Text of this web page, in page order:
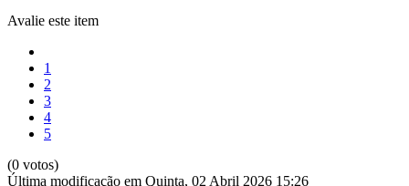
Avalie este item
1
2
3
4
5
(0 votos)
Última modificação em Quinta, 02 Abril 2026 15:26